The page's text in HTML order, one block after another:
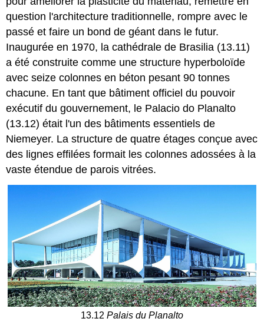
question l'architecture traditionnelle, rompre avec le
passé et faire un bond de géant dans le futur.
Inaugurée en 1970, la cathédrale de Brasilia (13.11)
a été construite comme une structure hyperboloïde
avec seize colonnes en béton pesant 90 tonnes
chacune. En tant que bâtiment officiel du pouvoir
exécutif du gouvernement, le Palacio do Planalto
(13.12) était l'un des bâtiments essentiels de
Niemeyer. La structure de quatre étages conçue avec
des lignes effilées formait les colonnes adossées à la
vaste étendue de parois vitrées.
13.12 Palais du Planalto